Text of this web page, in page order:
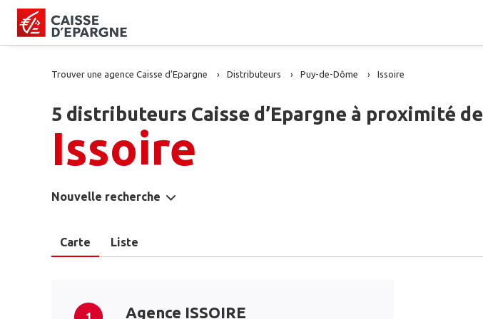
Trouver une agence Caisse d’Epargne Distributeurs Puy-de-Dôme Issoire
5 distributeurs Caisse d’Epargne à proximité de
Issoire
Nouvelle recherche
Carte Liste
Agence ISSOIRE